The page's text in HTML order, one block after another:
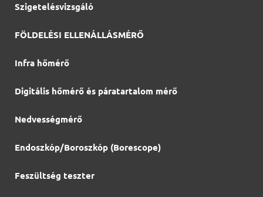
Szigetelésvizsgáló
FÖLDELÉSI ELLENÁLLÁSMÉRŐ
Infra hőmérő
Digitális hőmérő és páratartalom mérő
Nedvességmérő
Endoszkóp/Boroszkóp (Borescope)
Feszültség teszter